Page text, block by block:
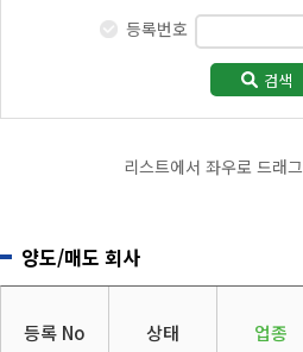
금속창호·지붕건축물조립공사업
도장·습식·방수·석공사업
철근·콘크리트공사업
(
철콘 )
구조물해체·비계공사업
자연휴양림
부동산개발
등록번호
검색
리스트에서 좌우로 드래
양도/매도 회사
등록 No 상태 업종